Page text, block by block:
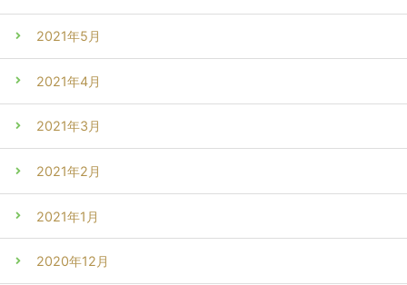
2021年5月
2021年4月
2021年3月
2021年2月
2021年1月
2020年12月